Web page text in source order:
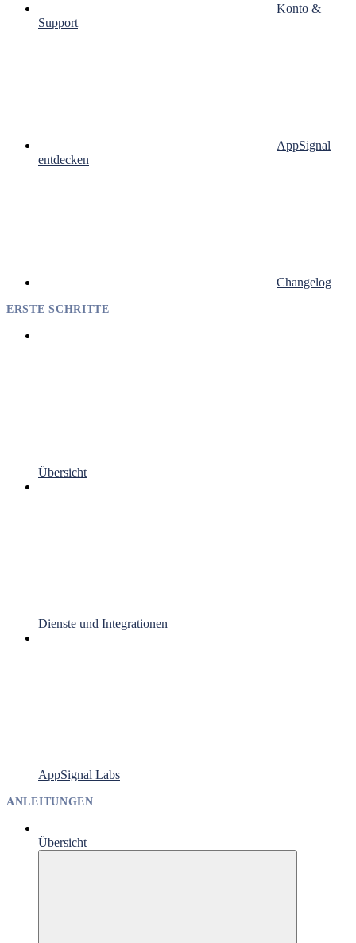
Konto &
Support
AppSignal
entdecken
Changelog
ERSTE SCHRITTE
Übersicht
Dienste und Integrationen
AppSignal Labs
ANLEITUNGEN
Übersicht